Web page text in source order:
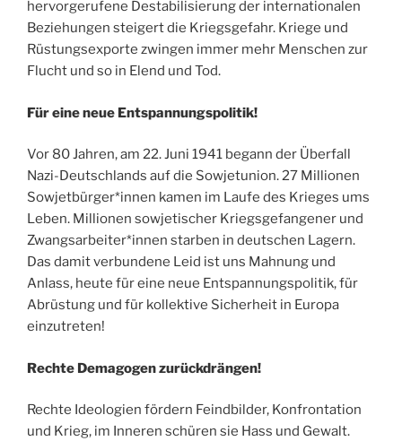
hervorgerufene Destabilisierung der internationalen
Beziehungen steigert die Kriegsgefahr. Kriege und
Rüstungsexporte zwingen immer mehr Menschen zur
Flucht und so in Elend und Tod.
Für eine neue Entspannungspolitik!
Vor 80 Jahren, am 22. Juni 1941 begann der Überfall
Nazi-Deutschlands auf die Sowjetunion. 27 Millionen
Sowjetbürger*innen kamen im Laufe des Krieges ums
Leben. Millionen sowjetischer Kriegsgefangener und
Zwangsarbeiter*innen starben in deutschen Lagern.
Das damit verbundene Leid ist uns Mahnung und
Anlass, heute für eine neue Entspannungspolitik, für
Abrüstung und für kollektive Sicherheit in Europa
einzutreten!
Rechte Demagogen zurückdrängen!
Rechte Ideologien fördern Feindbilder, Konfrontation
und Krieg, im Inneren schüren sie Hass und Gewalt.